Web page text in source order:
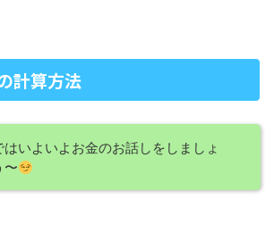
計算方法
はいよいよお金のお話しをしましょ
〜